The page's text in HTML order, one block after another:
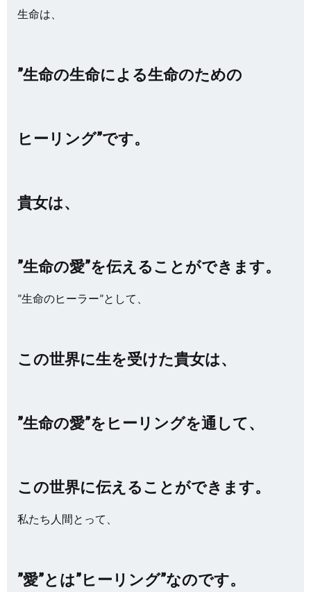
生命は、
”生命の生命による生命のための
ヒーリング”です。
貴女は、
”生命の愛”を伝えることができます。
”生命のヒーラー”として、
この世界に生を受けた貴女は、
”生命の愛”をヒーリングを通して、
この世界に伝えることができます。
私たち人間とって、
”愛”とは”ヒーリング”なのです。